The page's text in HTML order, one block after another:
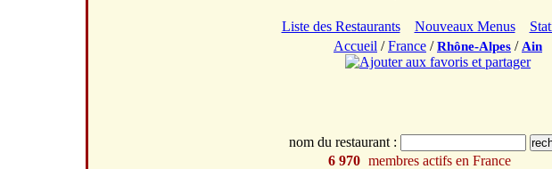
Liste des Restaurants Nouveaux Menus
Accueil /France /Rhône-Alpes / Ain
nom du restaurant :
6 970 membres actifs en France